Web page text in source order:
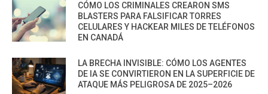
CÓMO LOS CRIMINALES CREARON SMS
BLASTERS PARA FALSIFICAR TORRES
CELULARES Y HACKEAR MILES DE TELÉFONOS
EN CANADÁ
LA BRECHA INVISIBLE: CÓMO LOS AGENTES
DE IA SE CONVIRTIERON EN LA SUPERFICIE DE
ATAQUE MÁS PELIGROSA DE 2025–2026